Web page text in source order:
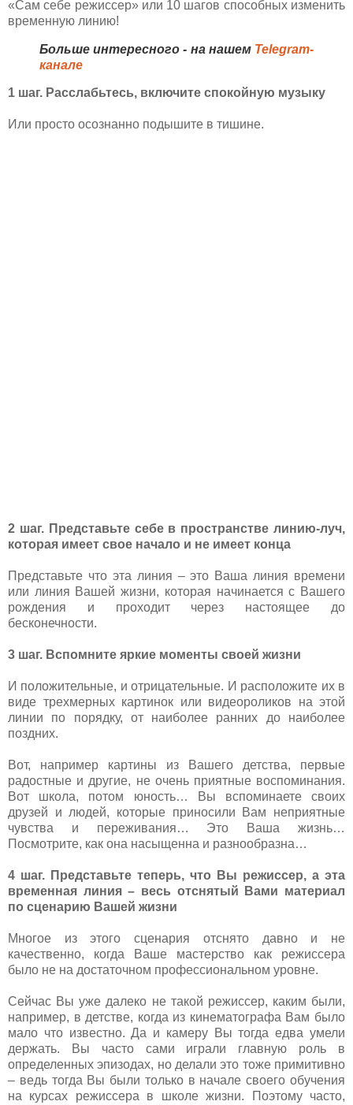
«Сам себе режиссер» или 10 шагов способных изменить
временную линию!
Больше интересного - на нашем Telegram-
канале
1 шаг. Расслабьтесь, включите спокойную музыку
Или просто осознанно подышите в тишине.
2 шаг. Представьте себе в пространстве линию-луч,
которая имеет свое начало и не имеет конца
Представьте что эта линия – это Ваша линия времени
или линия Вашей жизни, которая начинается с Вашего
рождения и проходит через настоящее до
бесконечности.
3 шаг. Вспомните яркие моменты своей жизни
И положительные, и отрицательные. И расположите их в
виде трехмерных картинок или видеороликов на этой
линии по порядку, от наиболее ранних до наиболее
поздних.
Вот, например картины из Вашего детства, первые
радостные и другие, не очень приятные воспоминания.
Вот школа, потом юность… Вы вспоминаете своих
друзей и людей, которые приносили Вам неприятные
чувства и переживания… Это Ваша жизнь…
Посмотрите, как она насыщенна и разнообразна…
4 шаг. Представьте теперь, что Вы режиссер, а эта
временная линия – весь отснятый Вами материал
по сценарию Вашей жизни
Многое из этого сценария отснято давно и не
качественно, когда Ваше мастерство как режиссера
было не на достаточном профессиональном уровне.
Сейчас Вы уже далеко не такой режиссер, каким были,
например, в детстве, когда из кинематографа Вам было
мало что известно. Да и камеру Вы тогда едва умели
держать. Вы часто сами играли главную роль в
определенных эпизодах, но делали это тоже примитивно
– ведь тогда Вы были только в начале своего обучения
на курсах режиссера в школе жизни. Поэтому часто,